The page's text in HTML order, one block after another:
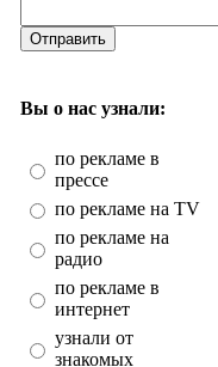
Отправить
Вы о нас узнали:
по рекламе в
прессе
по рекламе на TV
по рекламе на
радио
по рекламе в
интернет
узнали от
знакомых